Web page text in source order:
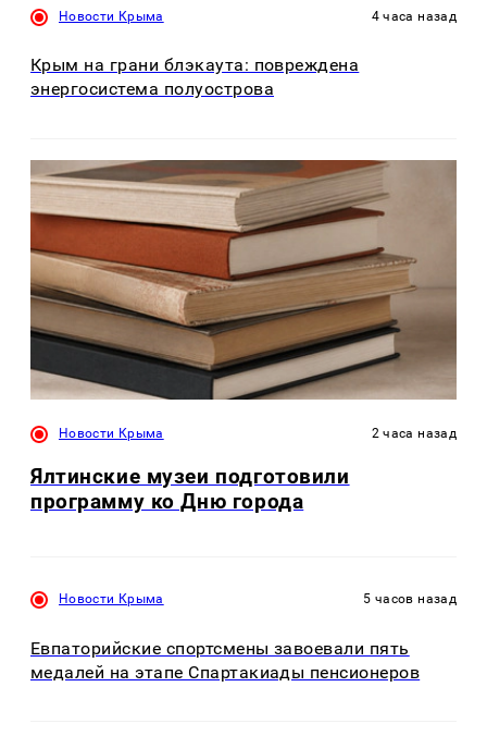
Новости Крыма 4 часа назад
Крым на грани блэкаута: повреждена
энергосистема полуострова
Новости Крыма 2 часа назад
Ялтинские музеи подготовили
программу ко Дню города
Новости Крыма 5 часов назад
Евпаторийские спортсмены завоевали пять
медалей на этапе Спартакиады пенсионеров